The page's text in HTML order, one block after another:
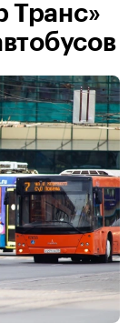
Транс»